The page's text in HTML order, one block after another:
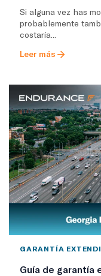
Si alguna vez has
probablemente
costaría...
Leer más
GARANTÍA
Guía de garantía